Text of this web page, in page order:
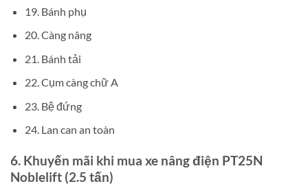
19. Bánh phụ
20. Càng nâng
21. Bánh tải
22. Cụm càng chữ A
23. Bệ đứng
24. Lan can an toàn
6. Khuyến mãi khi mua xe nâng điện PT25N
Noblelift (2.5 tấn)